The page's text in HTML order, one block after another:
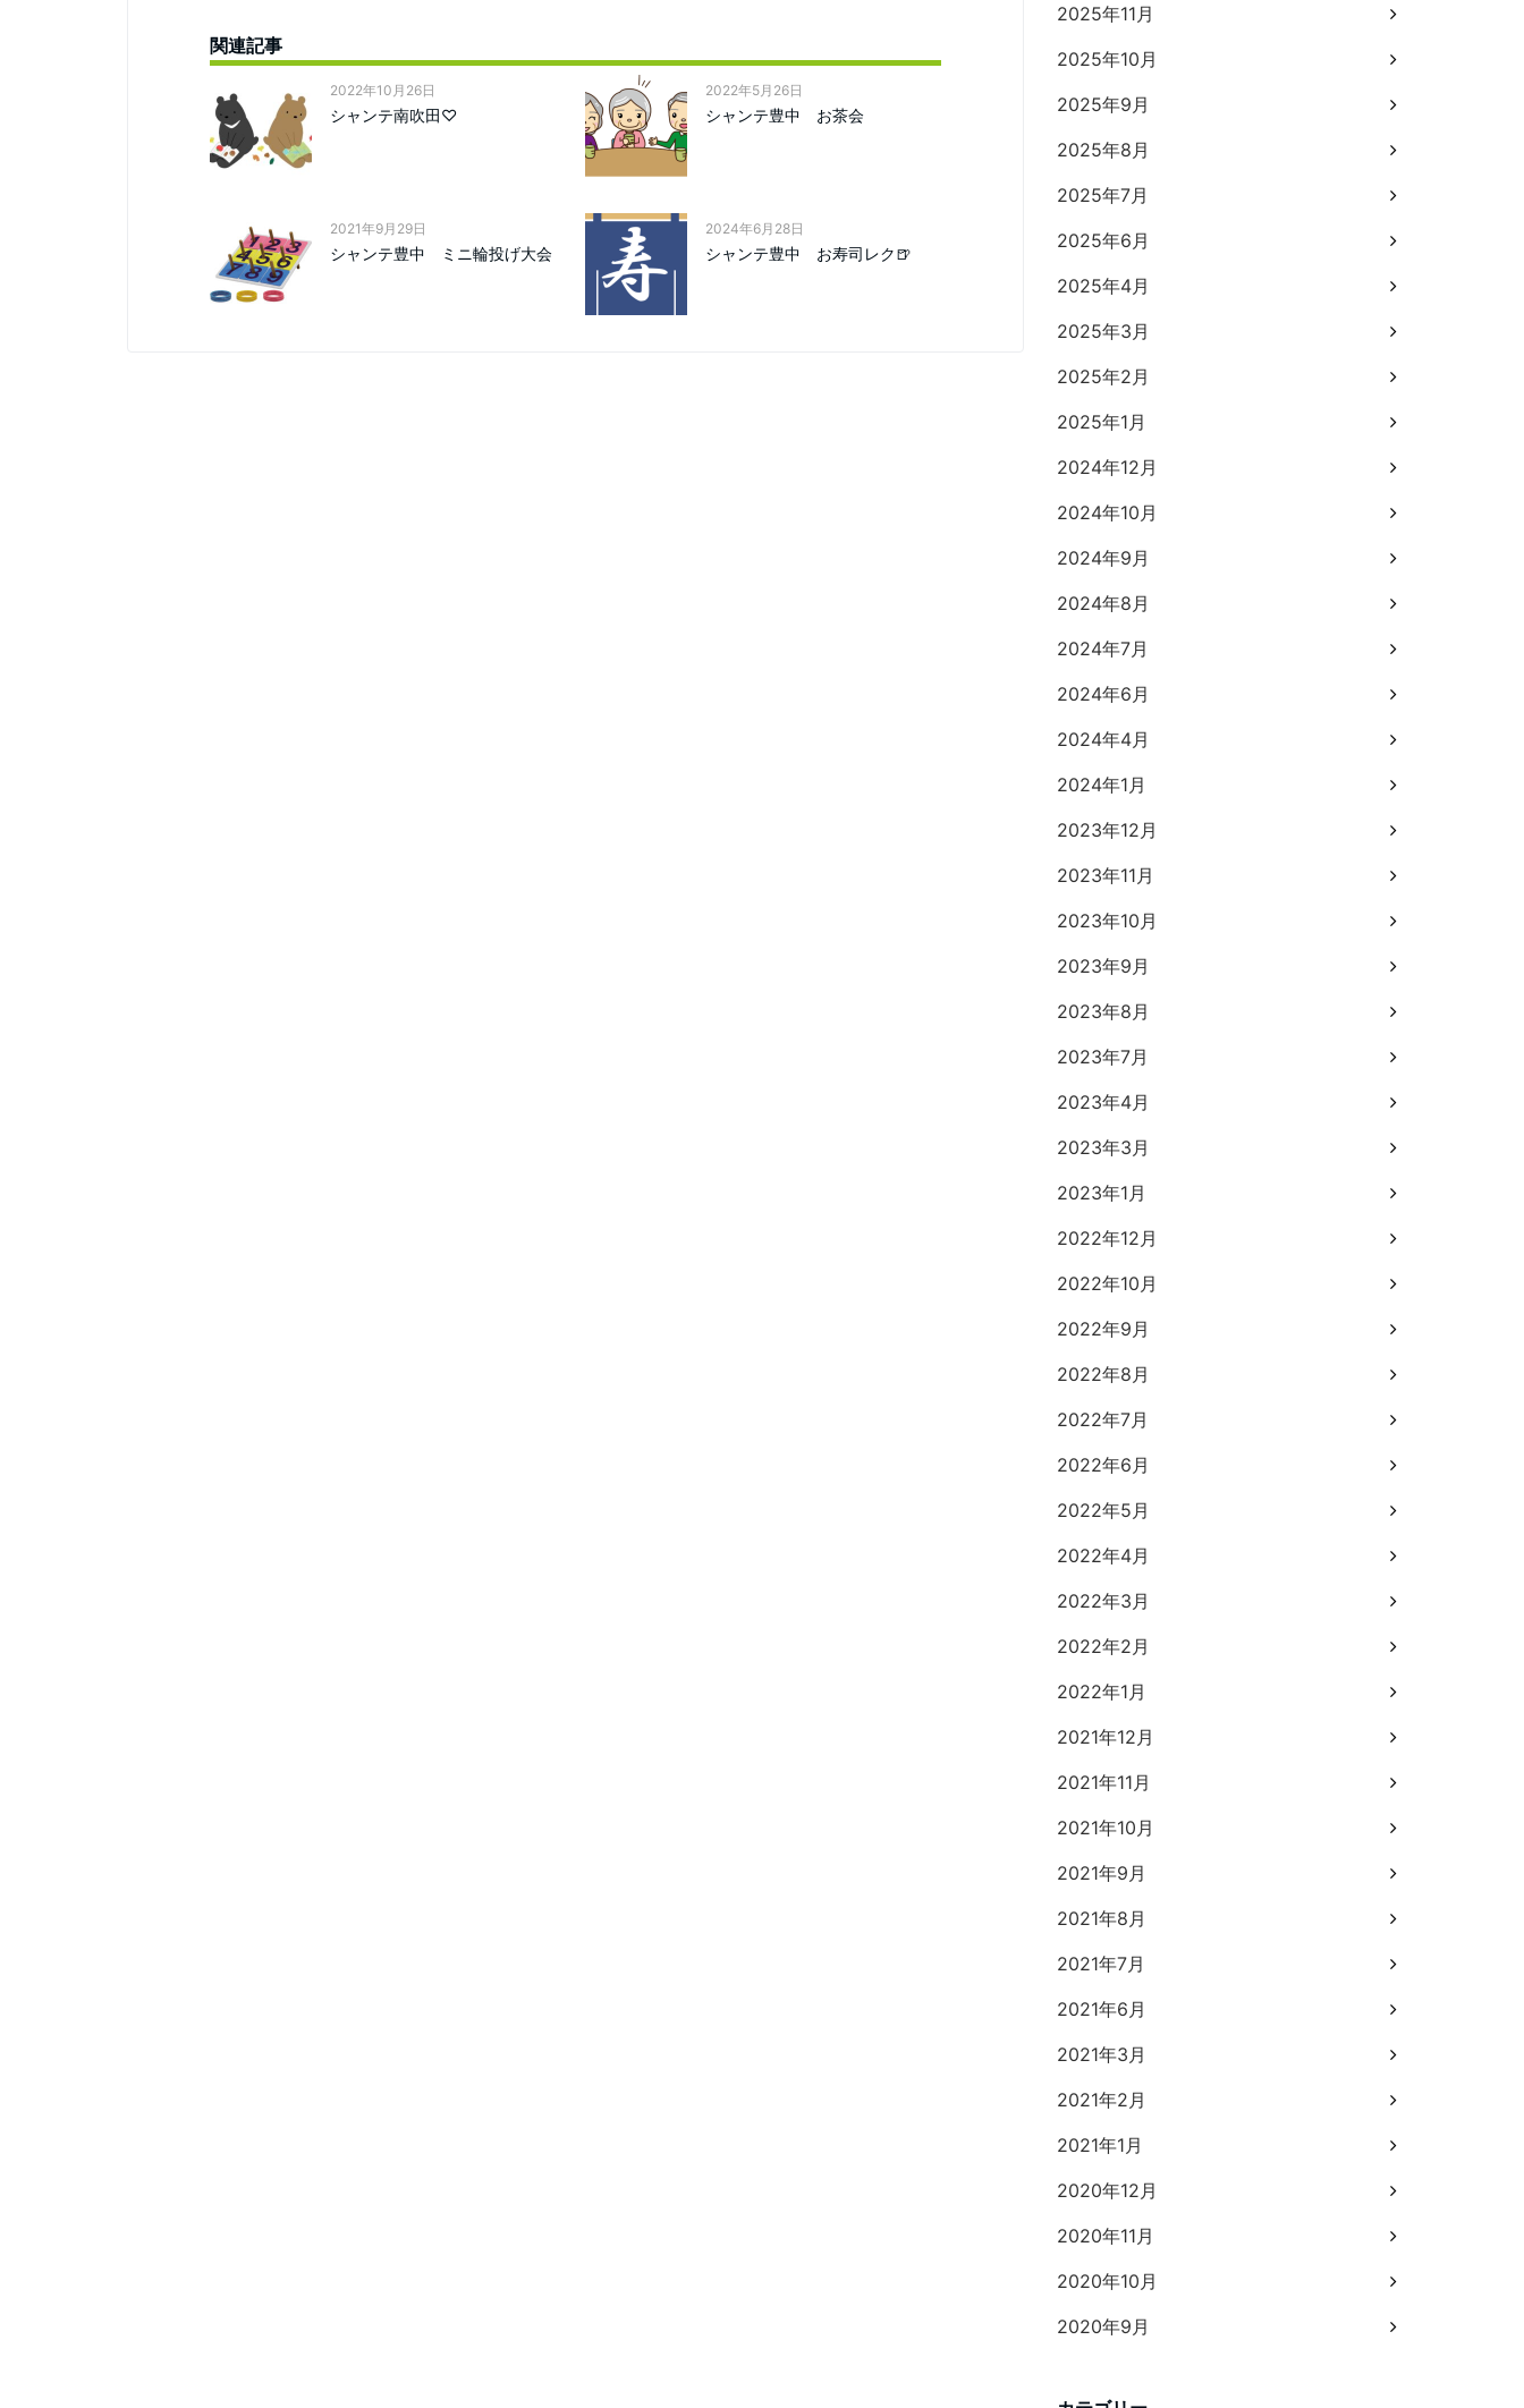
関連記事
2022年10月26日
シャンテ南吹田♡
2022年5月26日
シャンテ豊中 お茶会
2021年9月29日
シャンテ豊中 ミニ輪投げ大会
2024年6月28日
シャンテ豊中 お寿司レク🍺
2025年11月
2025年10月
2025年9月
2025年8月
2025年7月
2025年6月
2025年4月
2025年3月
2025年2月
2025年1月
2024年12月
2024年10月
2024年9月
2024年8月
2024年7月
2024年6月
2024年4月
2024年1月
2023年12月
2023年11月
2023年10月
2023年9月
2023年8月
2023年7月
2023年4月
2023年3月
2023年1月
2022年12月
2022年10月
2022年9月
2022年8月
2022年7月
2022年6月
2022年5月
2022年4月
2022年3月
2022年2月
2022年1月
2021年12月
2021年11月
2021年10月
2021年9月
2021年8月
2021年7月
2021年6月
2021年3月
2021年2月
2021年1月
2020年12月
2020年11月
2020年10月
2020年9月